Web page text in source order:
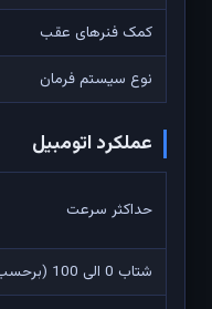
کمک فنرهای عقب
نوع سیستم فرمان
عملکرد اتومبیل
حداکثر سرعت
شتاب 0 الی 100 (برحسب ثانیه)